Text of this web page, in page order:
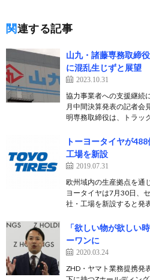
関連する記事
山九・諸藤専務取締
に混乱生じずと展望
2023.10.31
協力事業者への支援継続
月中間決算発表の記者会
明専務取締役は、トラッ
トーヨータイヤが
工場を新設
2019.07.31
欧州域内の生産拠点を通
ヨータイヤは7月30日、
社・工場を新設すると発
「欲しい物が欲しい
ーワンに
2020.03.24
ZHD・ヤマト業務提携発